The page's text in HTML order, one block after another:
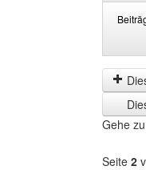
der
Zeit
by
Gehe
Seite 2